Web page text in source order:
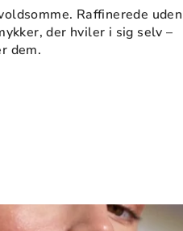
Raffinerede uden
der hviler i sig selv –
dem.